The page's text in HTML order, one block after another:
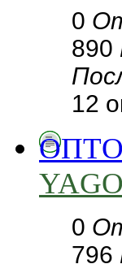
0
890
12
0
796